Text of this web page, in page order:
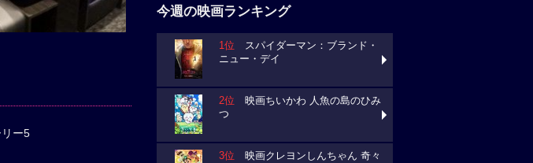
リー5
今週の映画ランキング
1位 スパイダーマン：ブランド・
ニュー・デイ
2位 映画ちいかわ 人魚の島のひみ
つ
3位 映画クレヨンしんちゃん 奇々